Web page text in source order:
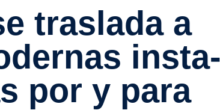
insta­
por y para